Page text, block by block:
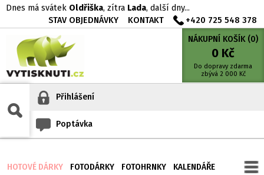
Dnes má svátek Oldřiška, zítra Lada, další dny...
STAV OBJEDNÁVKY
KONTAKT
+420 725 548 378
NÁKUPNÍ KOŠÍK (0)
0 Kč
Do dopravy zdarma
zbývá 2 000 Kč
Přihlášení
Poptávka
HOTOVÉ DÁRKY FOTODÁRKY FOTOHRNKY KALENDÁŘE